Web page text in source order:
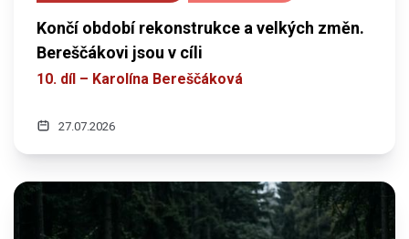
Končí období rekonstrukce a velkých změn.
Bereščákovi jsou v cíli
10. díl – Karolína Bereščáková
27.07.2026